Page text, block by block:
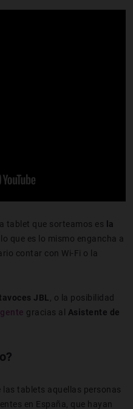
tablet que sorteamos es
la
lo que es lo mismo engancha a
contar con Wi-Fi o la
JBL
, o la posibilidad
gracias al Asistente de
tablets aquellas personas
en España, que hayan